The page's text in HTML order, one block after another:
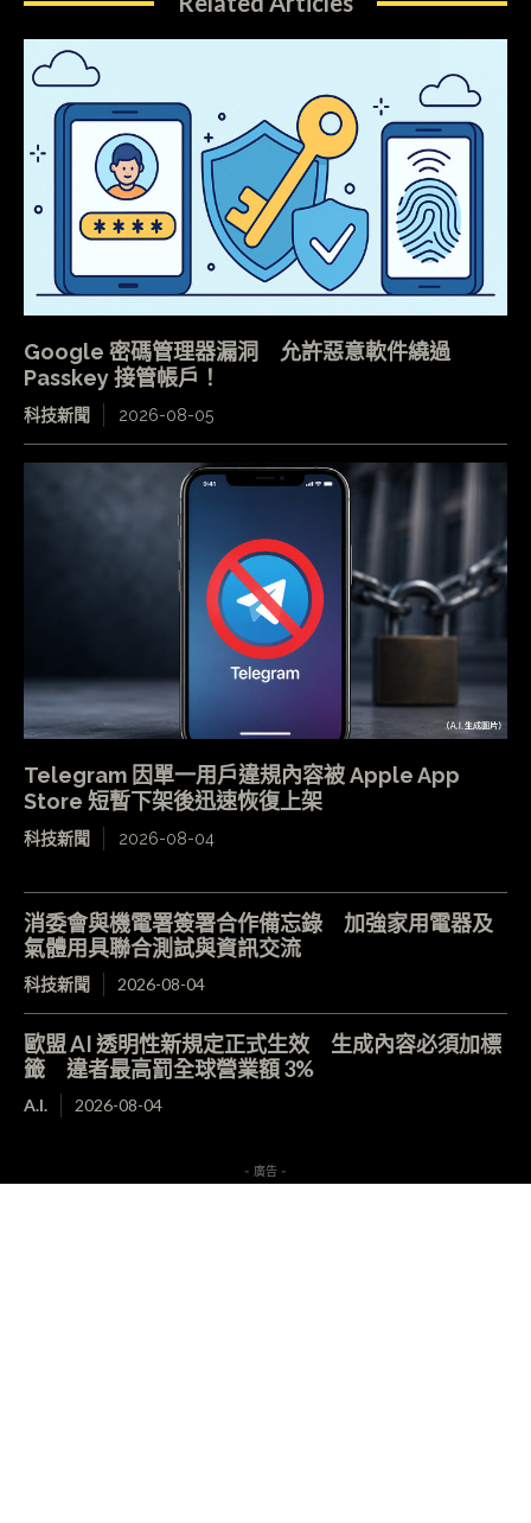
Google 密碼管理器漏洞 允許惡意軟件繞過
Passkey 接管帳戶！
科技新聞 2026-08-05
Telegram 因單一用戶違規內容被 Apple App
Store 短暫下架後迅速恢復上架
科技新聞 2026-08-04
消委會與機電署簽署合作備忘錄 加強家用電器及
氣體用具聯合測試與資訊交流
科技新聞 2026-08-04
歐盟 AI 透明性新規定正式生效 生成內容必須加標
籤 違者最高罰全球營業額 3%
A.I. 2026-08-04
- 廣告 -